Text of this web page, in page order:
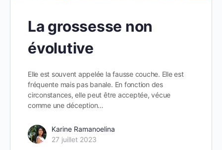
La grossesse non
évolutive
Elle est souvent appelée la fausse couche. Elle est
fréquente mais pas banale. En fonction des
circonstances, elle peut être acceptée, vécue
comme une déception…
Karine Ramanoelina
27 juillet 2023